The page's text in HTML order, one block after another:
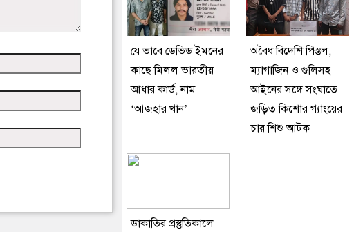
যে ভাবে ডেভিড ইমনের
কাছে মিলল ভারতীয়
আধার কার্ড, নাম
‘আজহার খান’
অবৈধ বিদেশি পিস্তল,
ম্যাগাজিন ও গুলিসহ
আইনের সঙ্গে সংঘাতে
জড়িত কিশোর গ্যাংয়ের
চার শিশু আটক
ডাকাতির প্রস্তুতিকালে